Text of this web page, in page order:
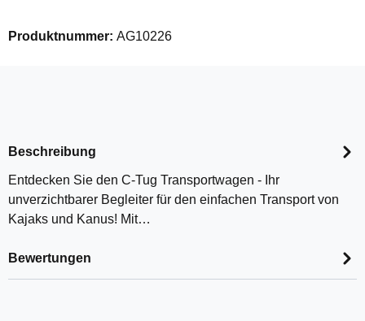
Produktnummer: AG10226
Beschreibung
Entdecken Sie den C-Tug Transportwagen - Ihr
unverzichtbarer Begleiter für den einfachen Transport von
Kajaks und Kanus! Mit…
Bewertungen